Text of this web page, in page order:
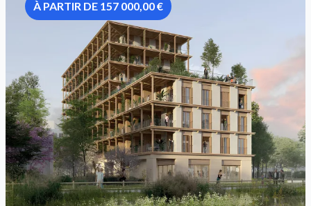
À PARTIR DE 157 000,00 €